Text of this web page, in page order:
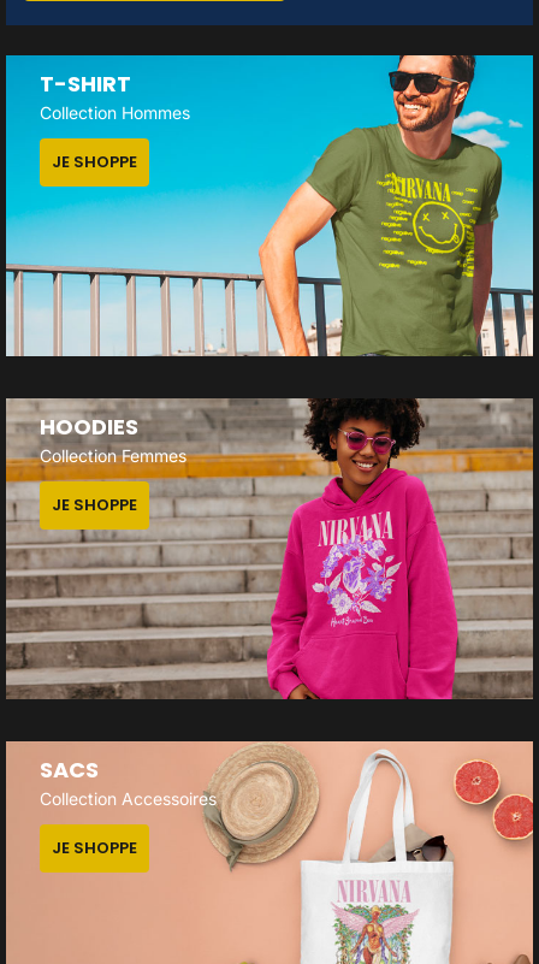
T-SHIRT
Collection Hommes
JE SHOPPE
HOODIES
Collection Femmes
JE SHOPPE
SACS
Collection Accessoires
JE SHOPPE